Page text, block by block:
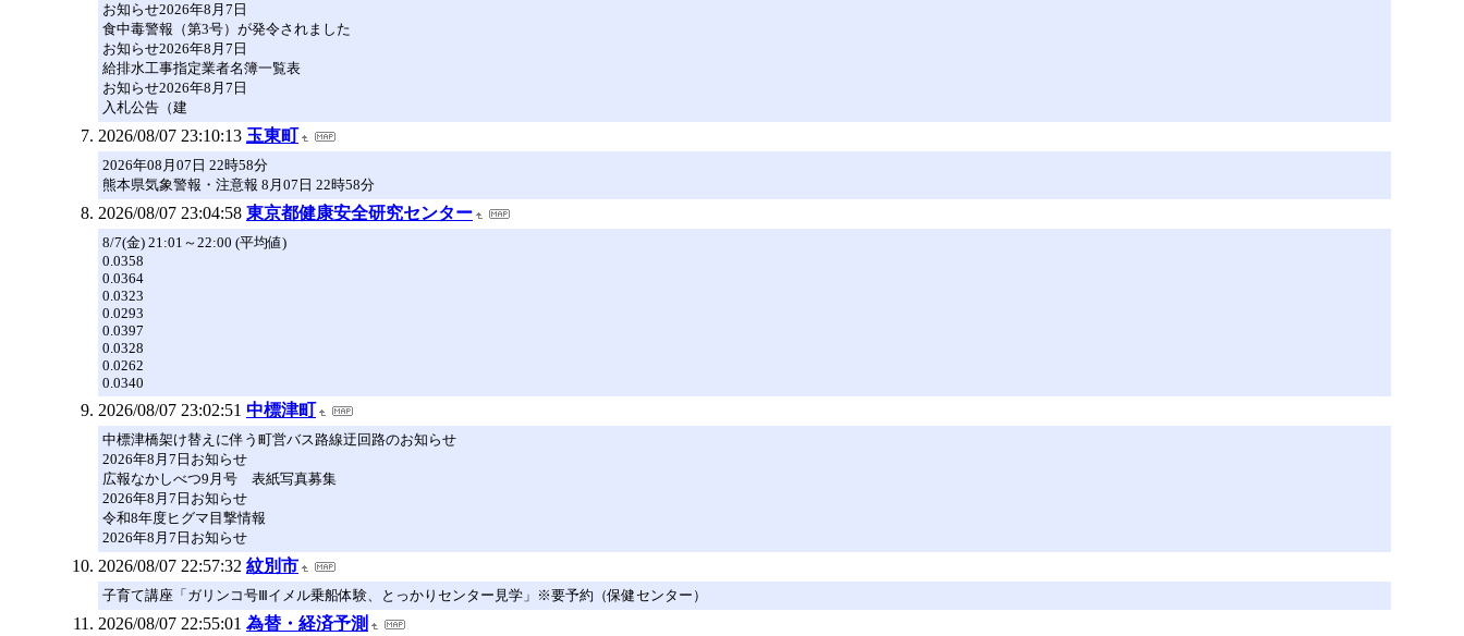
お知らせ2026年8月7日
食中毒警報（第3号）が発令されました
お知らせ2026年8月7日
給排水工事指定業者名簿一覧表
お知らせ2026年8月7日
入札公告（建
2026/08/07 23:10:13 玉東町
2026年08月07日 22時58分
熊本県気象警報・注意報 8月07日 22時58分
2026/08/07 23:04:58 東京都健康安全研究センター
8/7(金) 21:01～22:00 (平均値)
0.0358
0.0364
0.0323
0.0293
0.0397
0.0328
0.0262
0.0340
2026/08/07 23:02:51 中標津町
中標津橋架け替えに伴う町営バス路線迂回路のお知らせ
2026年8月7日お知らせ
広報なかしべつ9月号 表紙写真募集
2026年8月7日お知らせ
令和8年度ヒグマ目撃情報
2026年8月7日お知らせ
2026/08/07 22:57:32 紋別市
子育て講座「ガリンコ号Ⅲイメル乗船体験、とっかりセンター見学」※要予約（保健センター）
2026/08/07 22:55:01 為替・経済予測